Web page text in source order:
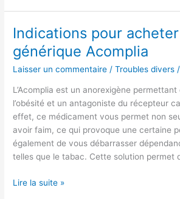
Indications pour
générique Acomplia
Laisser un commentaire /Troubles divers /
L’Acomplia est un anorexigène
l’obésité et un antagoniste du récepteur
effet, ce médicament vous permet non
avoir faim, ce qui provoque une certaine
également de vous débarrasser
telles que le tabac. Cette solution permet
Indications
pour
acheter
le
Acomplia
Lire la suite »